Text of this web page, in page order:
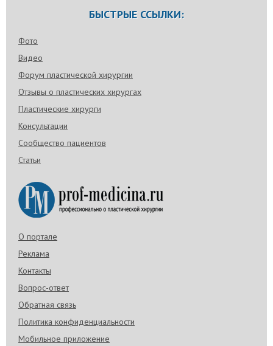
БЫСТРЫЕ ССЫЛКИ:
Фото
Видео
Форум пластической хирургии
Отзывы о пластических хирургах
Пластические хирурги
Консультации
Сообщество пациентов
Статьи
О портале
Реклама
Контакты
Вопрос-ответ
Обратная связь
Политика конфиденциальности
Мобильное приложение